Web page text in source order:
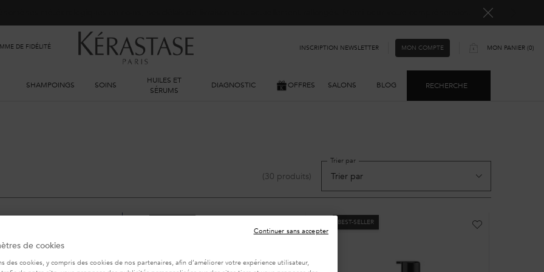
DE FIDÉLITÉ INSCRIPTION NEWSLETTER MON COMPTE MON PANIER 0
0 PRODUIT
SHAMPOINGS SOINS
HUILES ET
SÉRUMS
DIAGNOSTIC OFFRES SALONS BLOG RECHERCHE
(30 produits)
Trier par
BEST-SELLER
de cookies
des cookies, y compris des cookies de nos partenaires, afin d’améliorer votre expérience utilisateur,
Continuer sans accepter